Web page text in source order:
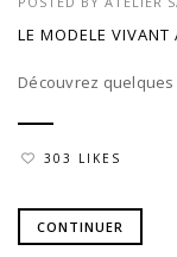
LE MODELE VIVANT
Découvrez
303 LIKES
CONTINUER